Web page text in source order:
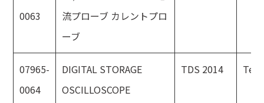
0063
流プローブ カレントプロ
ーブ
07965-
0064
DIGITAL STORAGE
OSCILLOSCOPE
TDS 2014